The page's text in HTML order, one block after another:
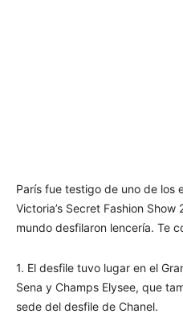
París fue testigo de uno de los
Victoria’s Secret Fashion
mundo desfilaron lencería. Te
1. El desfile tuvo lugar en el
Sena y Champs Elysee, que
sede del desfile de Chanel.